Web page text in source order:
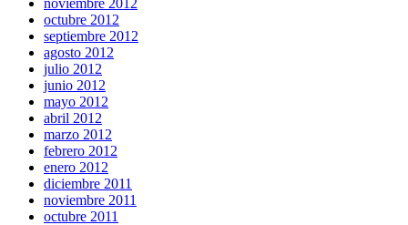
octubre 2012
septiembre 2012
agosto 2012
julio 2012
junio 2012
mayo 2012
abril 2012
marzo 2012
febrero 2012
enero 2012
diciembre 2011
noviembre 2011
octubre 2011